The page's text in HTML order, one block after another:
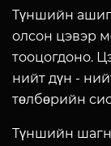
Түншийн ашиг
олсон цэвэр
тооцогдоно.
нийт дүн -
төлбөрийн
Түншийн